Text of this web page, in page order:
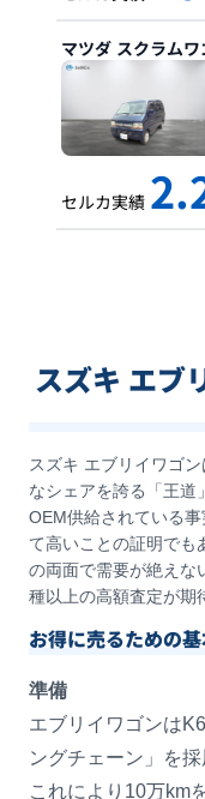
マツダ スクラムワ
セルカ実績
スズキ エブ
スズキ エブリイワゴ
なシェアを誇る「王道
OEM供給されている
て高いことの証明でも
の両面で需要が絶えな
種以上の高額査定が期
お得に売るための
準備
エブリイワゴンは
ングチェーン」を
これにより10万km